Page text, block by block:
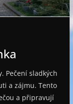
Pečení sladkých
a zájmu. Tento
a připravují